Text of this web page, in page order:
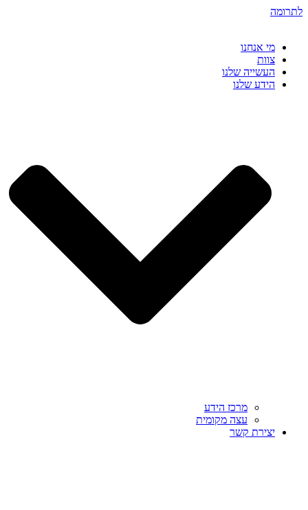
לתרומהדלג
מי אנחנו
צוות
העשייה שלנו
הידע שלנו
מרכז הידע
עצה מקומית
יצירת קשר